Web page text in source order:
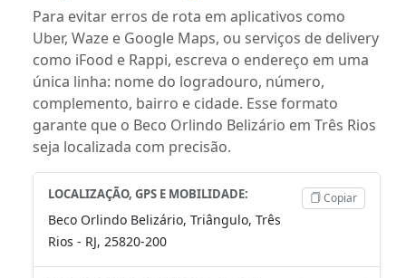
Para evitar erros de rota em aplicativos como
Uber, Waze e Google Maps, ou serviços de delivery
como iFood e Rappi, escreva o endereço em uma
única linha: nome do logradouro, número,
complemento, bairro e cidade. Esse formato
garante que o Beco Orlindo Belizário em Três Rios
seja localizada com precisão.
LOCALIZAÇÃO, GPS E MOBILIDADE:
Beco Orlindo Belizário, Triângulo, Três
Rios - RJ, 25820-200
Copiar